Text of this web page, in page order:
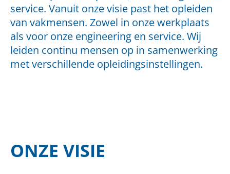
service. Vanuit onze visie past het opleiden
van vakmensen. Zowel in onze werkplaats
als voor onze engineering en service. Wij
leiden continu mensen op in samenwerking
met verschillende opleidingsinstellingen.
ONZE VISIE